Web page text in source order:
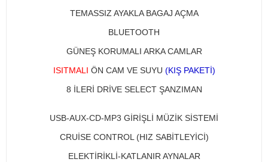
TEMASSIZ AYAKLA BAGAJ AÇMA
BLUETOOTH
GÜNEŞ KORUMALI ARKA CAMLAR
ISITMALI ÖN CAM VE SUYU (KIŞ PAKETİ)
8 İLERİ DRİVE SELECT ŞANZIMAN​
USB-AUX-CD-MP3 GİRİŞLİ MÜZİK SİSTEMİ
CRUİSE CONTROL (HIZ SABİTLEYİCİ)
ELEKTİRİKLİ-KATLANIR AYNALAR